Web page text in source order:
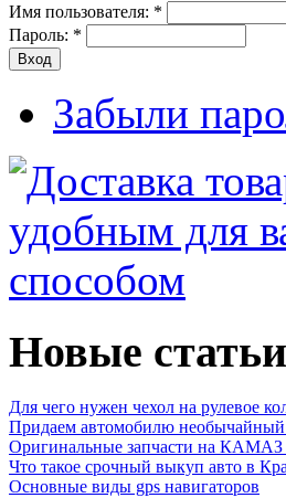
Имя пользователя: *
Пароль: *
Забыли
Новые статьи
Для чего нужен чехол на рулевое
Придаем автомобилю необычайный
Оригинальные запчасти на
Что такое срочный выкуп авто в
Основные виды gps навигаторов